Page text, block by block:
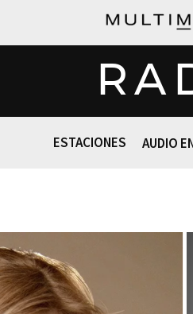
ESTACIONES AUDIO